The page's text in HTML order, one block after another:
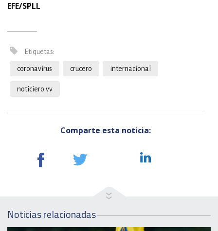
EFE/SPLL
Etiquetas:
coronavirus crucero internacional
noticiero vv
Comparte esta noticia:
Noticias relacionadas